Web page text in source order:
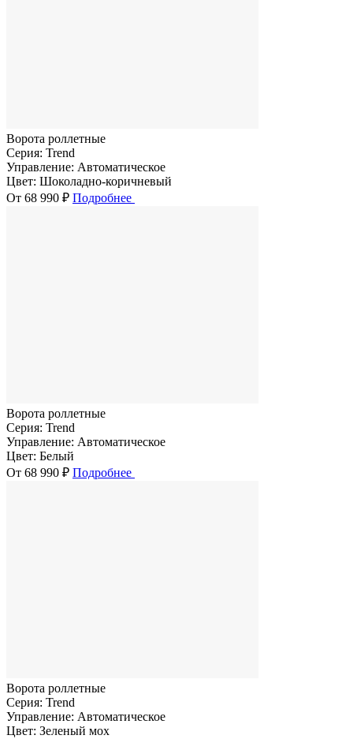
Ворота роллетные
Серия: Trend
Управление: Автоматическое
Цвет: Шоколадно-коричневый
От 68 990 ₽ Подробнее
Ворота роллетные
Серия: Trend
Управление: Автоматическое
Цвет: Белый
От 68 990 ₽ Подробнее
Ворота роллетные
Серия: Trend
Управление: Автоматическое
Цвет: Зеленый мох